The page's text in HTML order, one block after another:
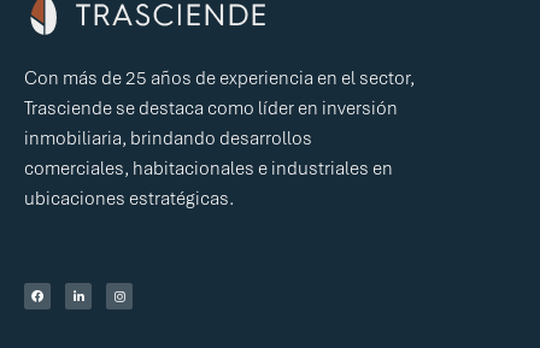
Con más de 25 años de experiencia en el sector,
Trasciende se destaca como líder en inversión
inmobiliaria, brindando desarrollos
comerciales, habitacionales e industriales en
ubicaciones estratégicas.